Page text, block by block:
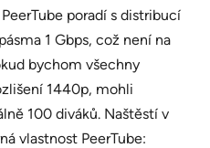
poradí s distribucí
1 Gbps, což není na
bychom všechny
1440p, mohli
100 diváků. Naštěstí v
vlastnost PeerTube: